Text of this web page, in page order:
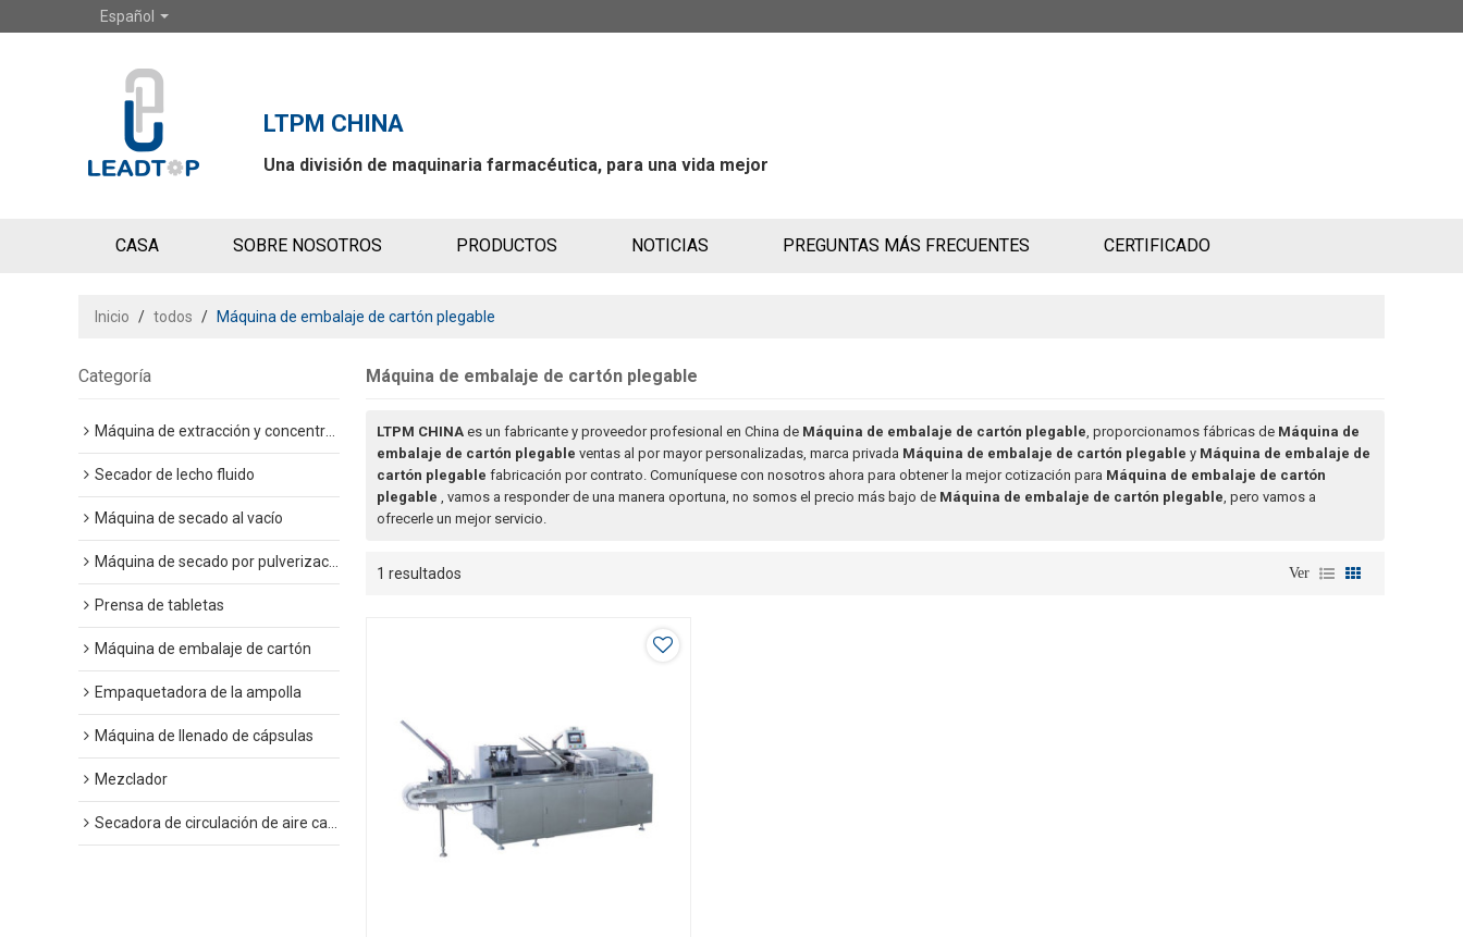
Español
LTPM CHINA
Una división de maquinaria farmacéutica, para una vida mejor
CASA SOBRE NOSOTROS PRODUCTOS NOTICIAS PREGUNTAS MÁS FRECUENTES CERTIFICADO
Inicio / todos / Máquina de embalaje de cartón plegable
Categoría
Máquina de extracción y concentración
Secador de lecho fluido
Máquina de secado al vacío
Máquina de secado por pulverización
Prensa de tabletas
Máquina de embalaje de cartón
Empaquetadora de la ampolla
Máquina de llenado de cápsulas
Mezclador
Secadora de circulación de aire caliente
Máquina de embalaje de cartón plegable
LTPM CHINA es un fabricante y proveedor profesional en China de Máquina de embalaje de cartón plegable, proporcionamos fábricas de Máquina de
embalaje de cartón plegable ventas al por mayor personalizadas, marca privada Máquina de embalaje de cartón plegable y Máquina de embalaje de
cartón plegable fabricación por contrato. Comuníquese con nosotros ahora para obtener la mejor cotización para Máquina de embalaje de cartón
plegable , vamos a responder de una manera oportuna, no somos el precio más bajo de Máquina de embalaje de cartón plegable, pero vamos a
ofrecerle un mejor servicio.
1 resultados Ver